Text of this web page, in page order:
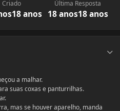
Criado
18 anos
Última Resposta
18 anos18 anos
a malhar.
suas coxas e panturrilhas.
mas se houver aparelho, manda